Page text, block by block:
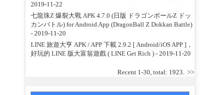
2019-11-22
七龍珠Z 爆裂大戰 APK 4.7.0 (日版 ドラゴンボールZ ドッ
カンバトル) for Android App (DragonBall Z Dokkan Battle)
- 2019-11-20
LINE 旅遊大亨 APK / APP 下載 2.9.2 [ Android/iOS APP ]，
好玩的 LINE 版大富翁遊戲 ( LINE Get Rich )- 2019-11-20
Recent 1-30, total: 1923. >>